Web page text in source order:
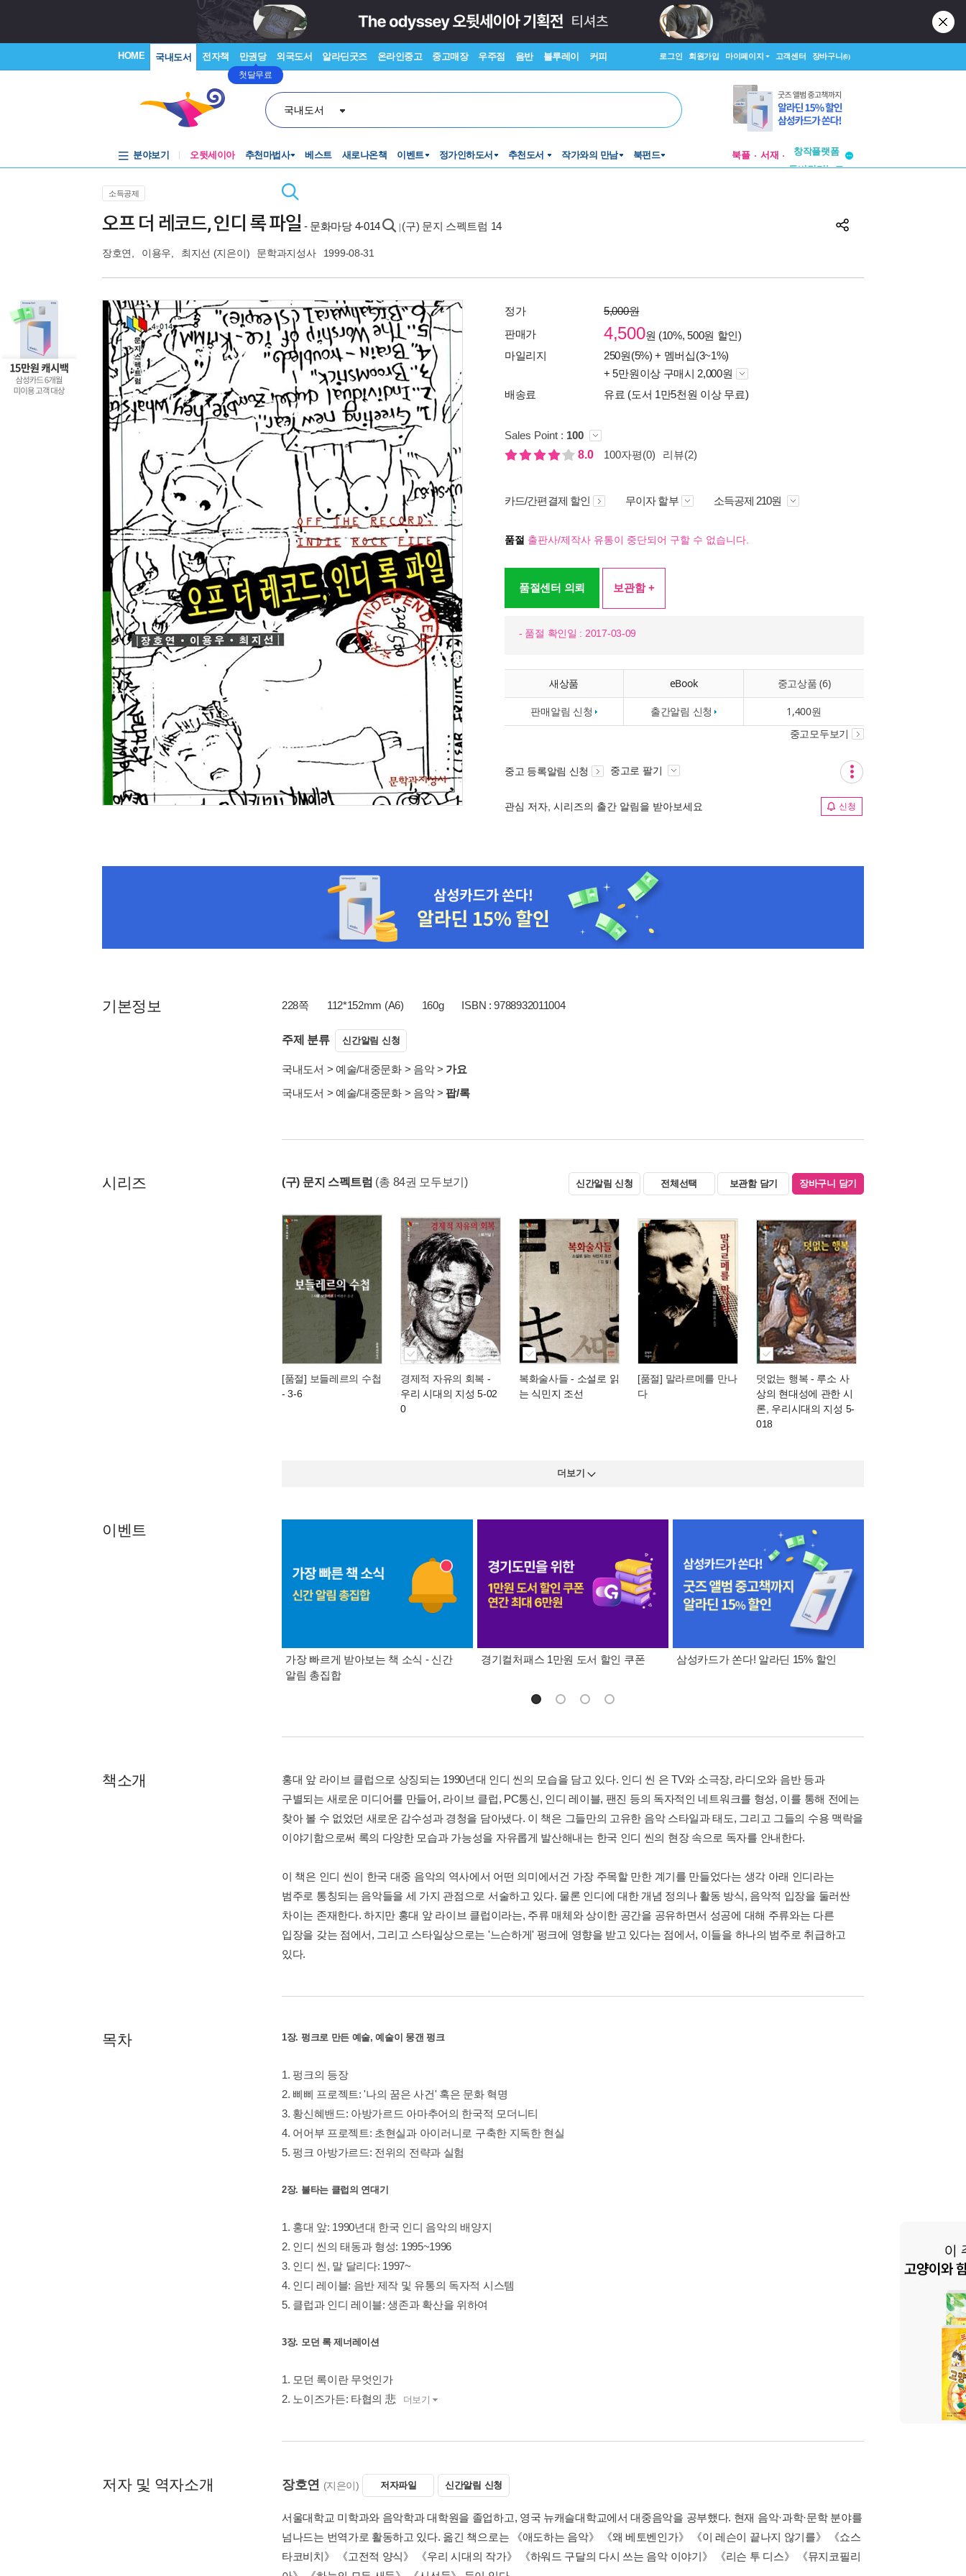
HOME 국내도서 전자책 만권당
첫달무료
외국도서 알라딘굿즈 온라인중고 중고매장 우주점 음반 블루레이 커피 로그인 회원가입 마이페이지 고객센터 장바구니(0)
국내도서
분야보기 오뒷세이아 추천마법사 베스트 새로나온책 이벤트 정가인하도서 추천도서 작가와의 만남 북펀드 북플 서재
투비컨티뉴드
소득공제
오프 더 레코드, 인디 록 파일 - 문화마당 4-014 (구) 문지 스펙트럼 14
장호연 이용우 최지선 (지은이) 문학과지성사 1999-08-31
정가
5,000원
판매가
4,500원 (10%, 500원 할인)
마일리지
250원(5%) + 멤버십(3~1%)
+ 5만원이상 구매시 2,000원
배송료
유료 (도서 1만5천원 이상 무료)
Sales Point : 100
8.0
100자평(0) 리뷰(2)
카드/간편결제 할인 무이자 할부 소득공제 210원
품절 출판사/제작사 유통이 중단되어 구할 수 없습니다.
품절센터 의뢰 보관함 +
- 품절 확인일 : 2017-03-09
새상품 eBook 중고상품 (6)
판매알림 신청 출간알림 신청 1,400원
중고모두보기
중고 등록알림 신청 중고로 팔기
관심 저자, 시리즈의 출간 알림을 받아보세요 신청
기본정보 228쪽 112*152mm (A6) 160g ISBN : 9788932011004
주제 분류 신간알림 신청
국내도서 > 예술/대중문화> 음악> 가요
국내도서 > 예술/대중문화> 음악> 팝/록
시리즈 (구) 문지 스펙트럼 (총 84권 모두보기) 신간알림 신청 전체선택 보관함 담기 장바구니 담기
[품절] 보들레르의 수첩
- 3-6
경제적 자유의 회복 -
우리 시대의 지성 5-02
0
복화술사들 - 소설로 읽
는 식민지 조선
[품절] 말라르메를 만나
다
덧없는 행복 - 루소 사
상의 현대성에 관한 시
론, 우리시대의 지성 5-
018
더보기
이벤트
가장 빠르게 받아보는 책 소식 - 신간
알림 총집합
경기컬처패스 1만원 도서 할인 쿠폰 삼성카드가 쏜다! 알라딘 15% 할인
책소개
홍대 앞 라이브 클럽으로 상징되는 1990년대 인디 씬의 모습을 담고 있다. 인디 씬 은 TV와 소극장, 라디오와 음반 등과
구별되는 새로운 미디어를 만들어, 라이브 클럽, PC통신, 인디 레이블, 팬진 등의 독자적인 네트워크를 형성, 이를 통해 전에는
찾아 볼 수 없었던 새로운 감수성과 경청을 담아냈다. 이 책은 그들만의 고유한 음악 스타일과 태도, 그리고 그들의 수용 맥락을
이야기함으로써 록의 다양한 모습과 가능성을 자유롭게 발산해내는 한국 인디 씬의 현장 속으로 독자를 안내한다.
이 책은 인디 씬이 한국 대중 음악의 역사에서 어떤 의미에서건 가장 주목할 만한 계기를 만들었다는 생각 아래 인디라는
범주로 통칭되는 음악들을 세 가지 관점으로 서술하고 있다. 물론 인디에 대한 개념 정의나 활동 방식, 음악적 입장을 둘러싼
차이는 존재한다. 하지만 홍대 앞 라이브 클럽이라는, 주류 매체와 상이한 공간을 공유하면서 성공에 대해 주류와는 다른
입장을 갖는 점에서, 그리고 스타일상으로는 '느슨하게' 펑크에 영향을 받고 있다는 점에서, 이들을 하나의 범주로 취급하고
있다.
목차 1장. 펑크로 만든 예술, 예술이 뭉갠 펑크
1. 펑크의 등장
2. 삐삐 프로젝트: '나의 꿈은 사건' 혹은 문화 혁명
3. 황신혜밴드: 아방가르드 아마추어의 한국적 모더니티
4. 어어부 프로젝트: 초현실과 아이러니로 구축한 지독한 현실
5. 펑크 아방가르드: 전위의 전략과 실험
2장. 불타는 클럽의 연대기
1. 홍대 앞: 1990년대 한국 인디 음악의 배양지
2. 인디 씬의 태동과 형성: 1995~1996
3. 인디 씬, 말 달리다: 1997~
4. 인디 레이블: 음반 제작 및 유통의 독자적 시스템
5. 클럽과 인디 레이블: 생존과 확산을 위하여
3장. 모던 록 제너레이션
1. 모던 록이란 무엇인가
2. 노이즈가든: 타협의 悲
더보기
저자 및 역자소개 장호연 (지은이) 저자파일 신간알림 신청
서울대학교 미학과와 음악학과 대학원을 졸업하고, 영국 뉴캐슬대학교에서 대중음악을 공부했다. 현재 음악·과학·문학 분야를
넘나드는 번역가로 활동하고 있다. 옮긴 책으로는 《애도하는 음악》 《왜 베토벤인가》 《이 레슨이 끝나지 않기를》 《쇼스
타코비치》 《고전적 양식》 《우리 시대의 작가》 《하워드 구달의 다시 쓰는 음악 이야기》 《리슨 투 디스》 《뮤지코필리